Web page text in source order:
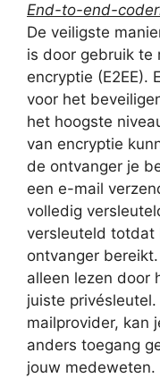
End-to-end-
De veiligste
is door gebruik te
encryptie (E2EE).
voor het
het hoogste
van encryptie
de ontvanger je
een e-mail
volledig
versleuteld totdat
ontvanger
alleen lezen door
juiste
mailprovider, kan
anders toegang
jouw medeweten.